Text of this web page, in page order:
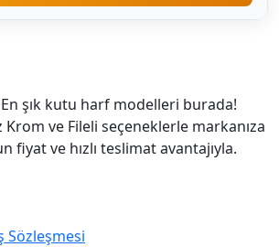
şık kutu harf modelleri burada!
Krom ve Fileli seçeneklerle markanıza
fiyat ve hızlı teslimat avantajıyla.
Sözleşmesi